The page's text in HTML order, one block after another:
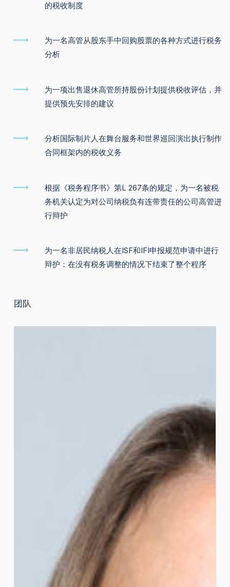
的税收制度
为一名高管从股东手中回购股票的各种方式进行税务
分析
为一项出售退休高管所持股份计划提供税收评估，并
提供预先安排的建议
分析国际制片人在舞台服务和世界巡回演出执行制作
合同框架内的税收义务
根据《税务程序书》第L 267条的规定，为一名被税
务机关认定为对公司纳税负有连带责任的公司高管进
行辩护
为一名非居民纳税人在ISF和IFI申报规范申请中进行
辩护：在没有税务调整的情况下结束了整个程序
团队